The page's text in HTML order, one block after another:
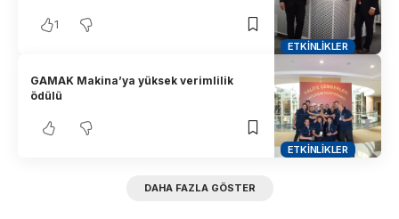
ETKINLIKLER
1
ETKINLIKLER
GAMAK Makina’ya yüksek verimlilik
ödülü
DAHA FAZLA GÖSTER